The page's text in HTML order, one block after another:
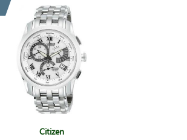
Citizen